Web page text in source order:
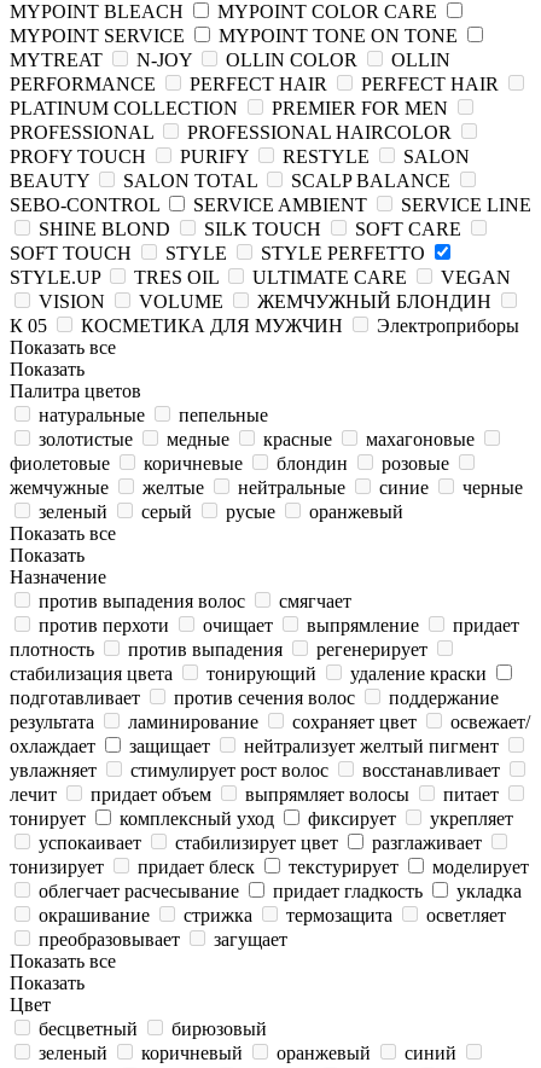
MYPOINT BLEACH
MYPOINT COLOR CARE
MYPOINT SERVICE
MYPOINT TONE ON TONE
MYTREAT
N-JOY OLLIN COLOR
OLLIN
PERFORMANCE
PERFECT HAIR
PERFECT HAIR
PLATINUM COLLECTION
PREMIER FOR MEN
PROFESSIONAL
PROFESSIONAL HAIRCOLOR
PROFY TOUCH
PURIFY RESTYLE
SALON
BEAUTY
SALON TOTAL
SCALP BALANCE
SEBO-CONTROL
SERVICE AMBIENT
SERVICE LINE
SHINE BLOND
SILK TOUCH
SOFT CARE
SOFT TOUCH
STYLE
STYLE PERFETTO
STYLE.UP
TRES OIL ULTIMATE CARE
VEGAN
VISION
VOLUME
ЖЕМЧУЖНЫЙ БЛОНДИН
К 05
КОСМЕТИКА ДЛЯ МУЖЧИН
Электроприборы
Показать все
Показать
Палитра цветов
натуральные
пепельные
золотистые
медные красные
махагоновые
фиолетовые
коричневые блондин
розовые
жемчужные
желтые нейтральные синие
черные
зеленый
серый русые
оранжевый
Показать все
Показать
Назначение
против выпадения волос
смягчает
против перхоти
очищает выпрямление
придает
плотность
против выпадения
регенерирует
стабилизация цвета
тонирующий
удаление краски
подготавливает
против сечения волос
поддержание
результата
ламинирование сохраняет цвет
освежает/
охлаждает
защищает
нейтрализует желтый пигмент
увлажняет
стимулирует рост волос
восстанавливает
лечит
придает объем выпрямляет волосы
питает
тонирует
комплексный уход фиксирует
укрепляет
успокаивает
стабилизирует цвет
разглаживает
тонизирует
придает блеск текстурирует
моделирует
облегчает расчесывание
придает гладкость
укладка
окрашивание
стрижка термозащита
осветляет
преобразовывает
загущает
Показать все
Показать
Цвет
бесцветный
бирюзовый
зеленый
коричневый оранжевый
синий